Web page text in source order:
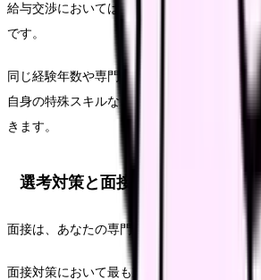
給与交渉においては、自身の市場価値を正
です。
同じ経験年数や専門性を持つ美容看護師の平
自身の特殊スキルなどを考慮に入れて、適
きます。
選考対策と面接テクニック
面接は、あなたの専門性と人間性を伝える重
面接対策において最も重要なのは、自身の